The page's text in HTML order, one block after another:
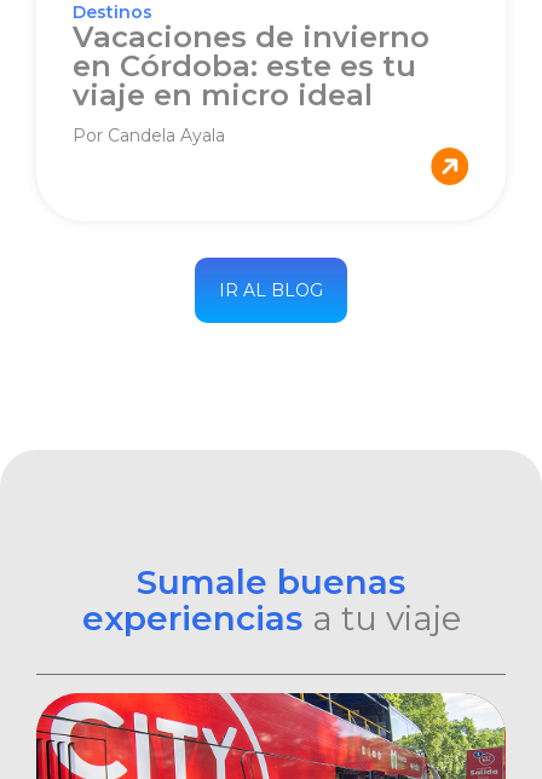
Destinos
Vacaciones de invierno
en Córdoba: este es tu
viaje en micro ideal
Por Candela Ayala
IR AL BLOG
Sumale buenas
experiencias a tu viaje